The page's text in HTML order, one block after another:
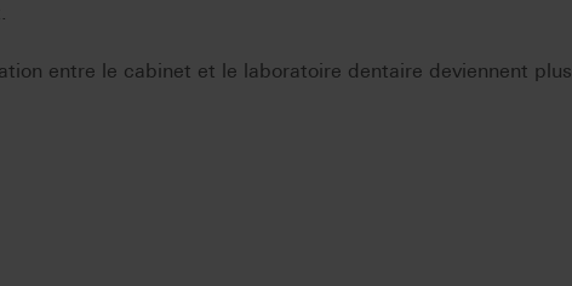
entre le cabinet et le laboratoire dentaire deviennent plus